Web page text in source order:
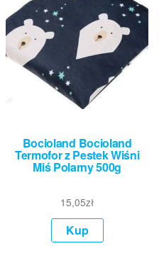
Bocioland Bocioland
Termofor z Pestek Wiśni
Miś Polarny 500g
15,05zł
Kup